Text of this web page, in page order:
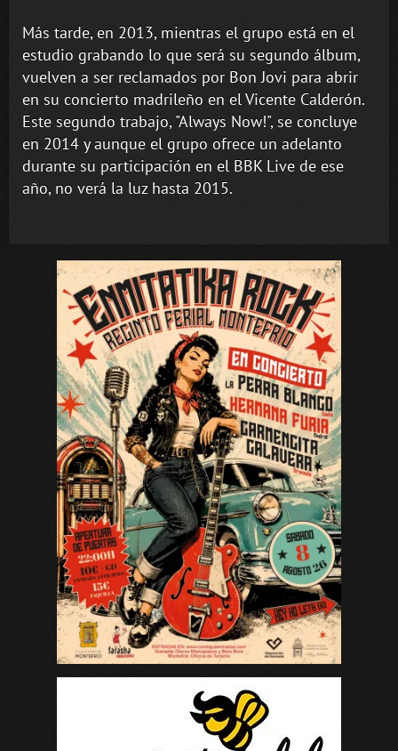
Más tarde, en 2013, mientras el grupo está en el
estudio grabando lo que será su segundo álbum,
vuelven a ser reclamados por Bon Jovi para abrir
en su concierto madrileño en el Vicente Calderón.
Este segundo trabajo, "Always Now!", se concluye
en 2014 y aunque el grupo ofrece un adelanto
durante su participación en el BBK Live de ese
año, no verá la luz hasta 2015.